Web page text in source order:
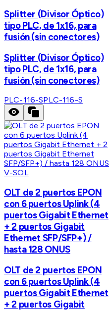
Splitter (Divisor Óptico)
tipo PLC, de 1x16, para
fusión (sin conectores)
Splitter (Divisor Óptico)
tipo PLC, de 1x16, para
fusión (sin conectores)
PLC-116-SPLC-116-S
V-SOL
OLT de 2 puertos EPON
con 6 puertos Uplink (4
puertos Gigabit Ethernet
+ 2 puertos Gigabit
Ethernet SFP/SFP+) /
hasta 128 ONUS
OLT de 2 puertos EPON
con 6 puertos Uplink (4
puertos Gigabit Ethernet
+ 2 puertos Gigabit